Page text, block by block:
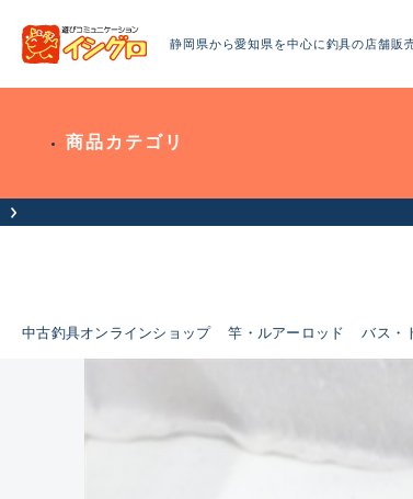
静岡県から愛知県を中心に釣具の店舗販
商品カテゴリ
中古釣具オンラインショップ 竿・ルアーロッド バス・